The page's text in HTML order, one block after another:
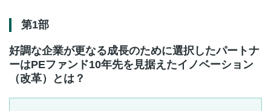
第1部
好調な企業が更なる成長のために選択したパートナ
ーはPEファンド10年先を見据えたイノベーション
（改革）とは？